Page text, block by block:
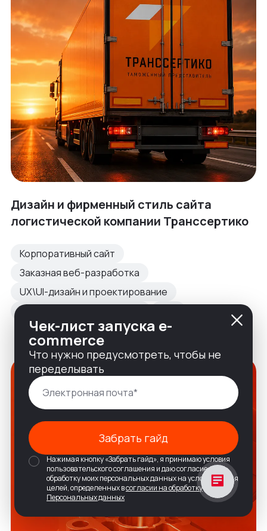
Дизайн и фирменный стиль сайта
логистической компании Транссертико
Корпоративный сайт
Заказная веб-разработка
UX\UI-дизайн и проектирование
Чек-лист запуска e-
commerce
Что нужно предусмотреть, чтобы не
переделывать
Забрать гайд
Нажимая кнопку «Забрать гайд», я принимаю условия
пользовательского соглашения и даю согласие на
обработку моих персональных данных на условиях и для
целей, определенных всогласии на обработку
Персональных данных